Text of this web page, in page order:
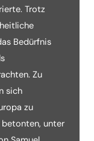
Trotz
Bedürfnis
Zu
sich
zu
unter